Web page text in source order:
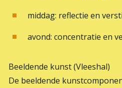
middag: reflectie en
avond: concentratie en
Beeldende kunst (Vleeshal)
De beeldende